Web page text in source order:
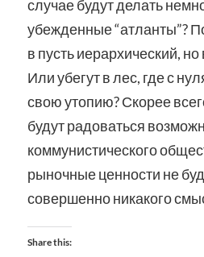
случае будут делать
убежденные “атланты”?
в пусть иерархический,
Или убегут в лес, где с
свою утопию? Скорее
будут радоваться
коммунистического
рыночные ценности не
совершенно никакого
Share this: